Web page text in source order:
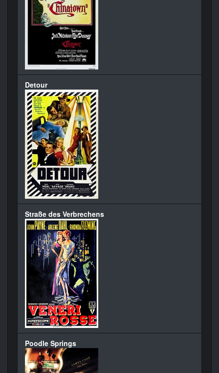
Detour
Straße des Verbrechens
Poodle Springs